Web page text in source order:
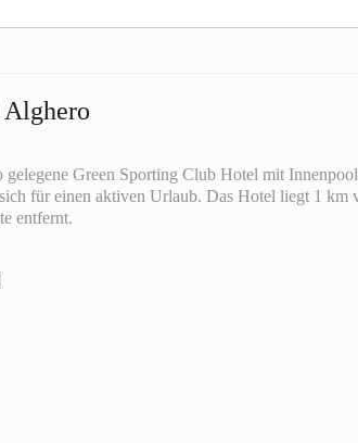
Green Sporting Club Hotel mit
für einen aktiven Urlaub. Das Hotel liegt 1 km
entfernt.